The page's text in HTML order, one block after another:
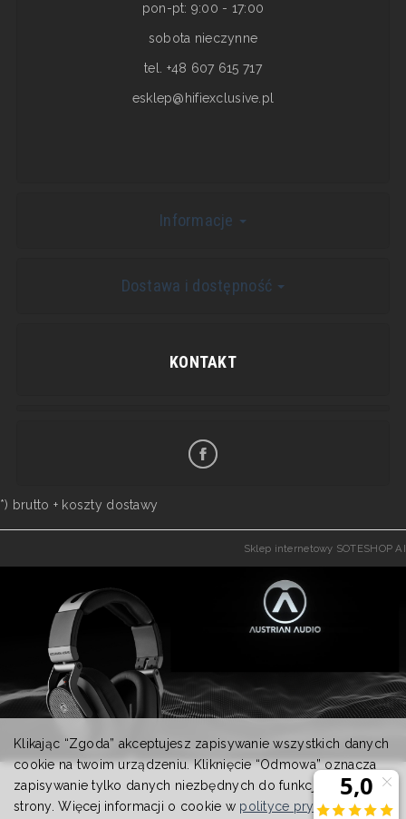
pon-pt: 9:00 - 17:00
sobota nieczynne
tel. +48 607 615 717
esklep@hifiexclusive.pl
Informacje
Dostawa i dostępność
KONTAKT
*) brutto + koszty dostawy
Sklep internetowy SOTESHOP AI
Klikając “Zgoda” akceptujesz zapisywanie wszystkich danych
cookie na twoim urządzeniu. Kliknięcie “Odmowa” oznacza
zapisywanie tylko danych niezbędnych do funkcjonowania
strony. Więcej informacji o cookie w polityce prywatności.